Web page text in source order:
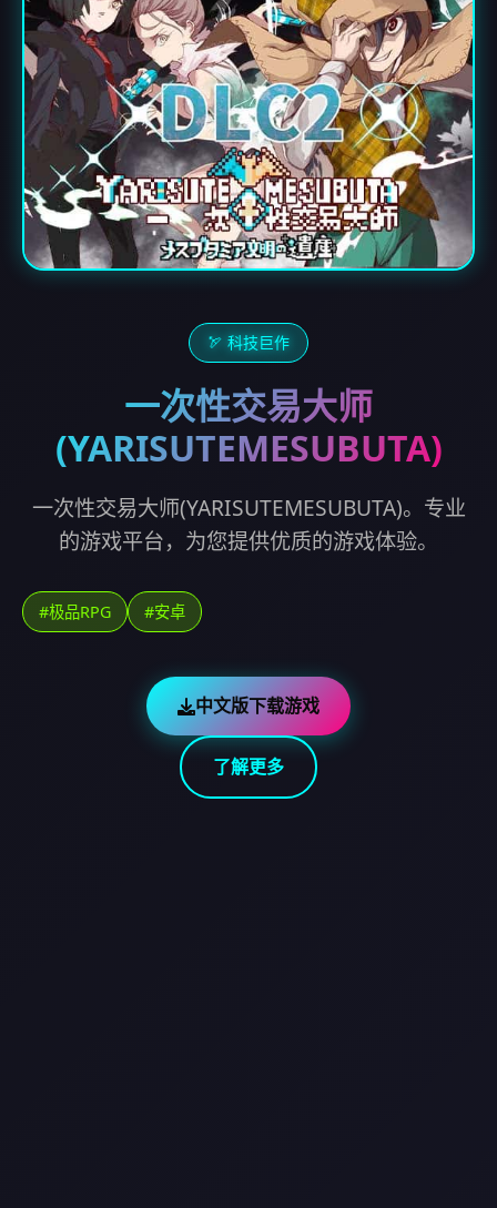
🏹 科技巨作
一次性交易大师
(YARISUTEMESUBUTA)
一次性交易大师(YARISUTEMESUBUTA)。专业
的游戏平台，为您提供优质的游戏体验。
#极品RPG #安卓
中文版下载游戏
了解更多